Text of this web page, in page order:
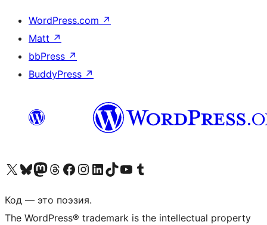
WordPress.com ↗
Matt ↗
bbPress ↗
BuddyPress ↗
Посетите нас в X (ранее Twitter)
Посетите нашу учётную запись в Bluesky
Посетите нашу ленту в Mastodon
Посетите нашу учётную запись в Threads
Посетите нашу страницу на Facebook
Посетите наш Instagram
Посетите нашу страницу в LinkedIn
Посетите нашу учётную запись в TikTok
Посетите наш канал YouTube
Посетите нашу учётную запись в Tumblr
Код — это поэзия.
The WordPress® trademark is the intellectual property